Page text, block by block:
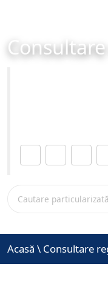
Consultare
Acasă \ Consultare